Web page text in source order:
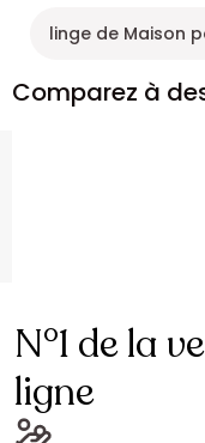
linge de Maison
Comparez à
N°1 de la
ligne